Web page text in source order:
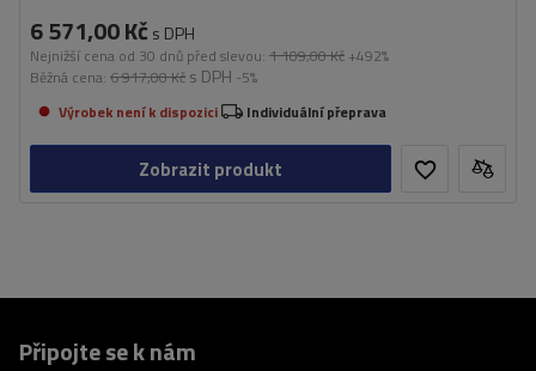
6 571,00 Kč s DPH
Nejnižší cena od 30 dnů před slevou: 1 109,00 Kč +492%
Běžná cena: 6 917,00 Kč s DPH -5%
Výrobek není k dispozici
Individuální přeprava
Zobrazit produkt
Připojte se k nám